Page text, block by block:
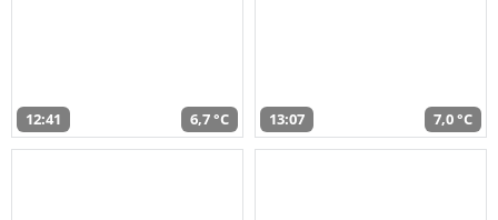
12:41 6,7 °C 13:07 7,0 °C